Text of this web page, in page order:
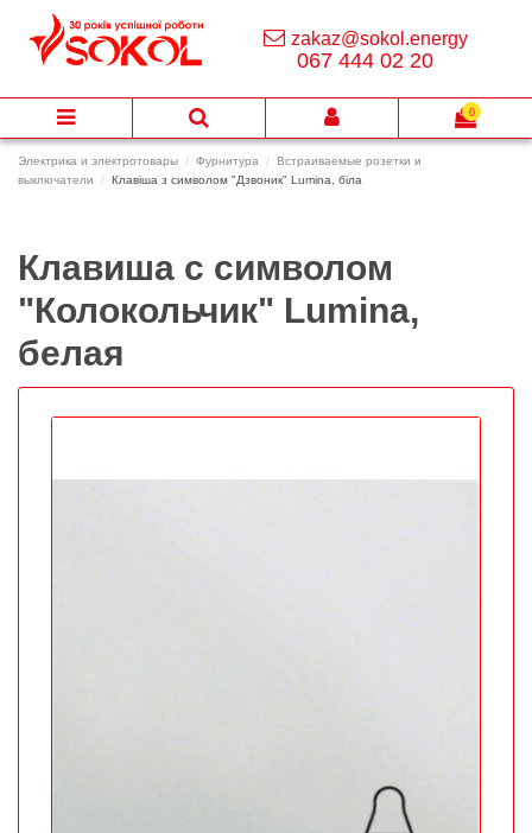
Электрика и электротовары Фурнитура
Встраиваемые розетки и
выключатели
Клавіша з символом "Дзвоник" Lumina, біла
Клавиша с символом
"Колокольчик" Lumina,
белая
zakaz@sokol.energy
067 444 02 20
0